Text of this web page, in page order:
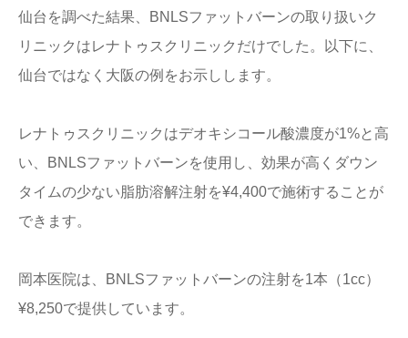
仙台を調べた結果、BNLSファットバーンの取り扱いク
リニックはレナトゥスクリニックだけでした。以下に、
仙台ではなく大阪の例をお示しします。
レナトゥスクリニックはデオキシコール酸濃度が1%と高
い、BNLSファットバーンを使用し、効果が高くダウン
タイムの少ない脂肪溶解注射を¥4,400で施術することが
できます。
岡本医院は、BNLSファットバーンの注射を1本（1cc）
¥8,250で提供しています。